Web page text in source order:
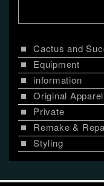
Cactus and
Equipment
information
Original Apparel
Private
Remake &
Styling